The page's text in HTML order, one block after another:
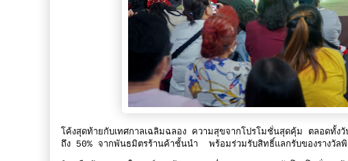
โค้งสุดท้ายกับเทศกาลเฉลิมฉลอง ความสุขจากโปรโมชั่นสุดคุ้ม ตลอดทั้
ถึง 50% จากพันธมิตรร้านค้าชั้นนำ พร้อมร่วมรับสิทธิ์แลกรับของรางวัลพิ